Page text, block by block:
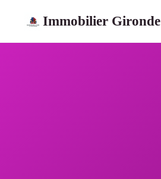
Immobilier Gironde